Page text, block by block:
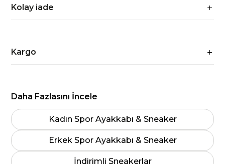
Kolay iade
Kargo
Daha Fazlasını İncele
Kadın Spor Ayakkabı & Sneaker
Erkek Spor Ayakkabı & Sneaker
İndirimli Sneakerlar